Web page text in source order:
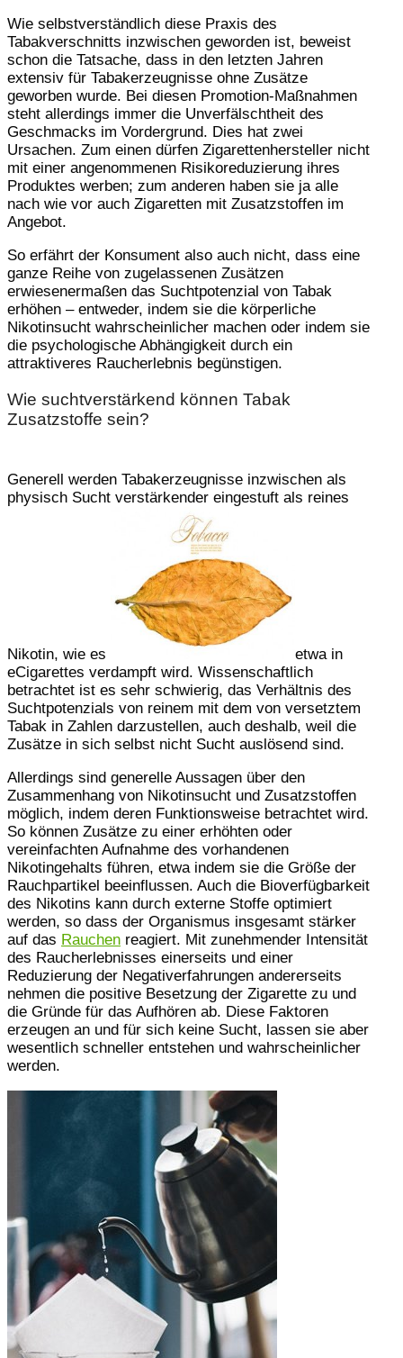
Wie selbstverständlich diese Praxis des
Tabakverschnitts inzwischen geworden ist, beweist
schon die Tatsache, dass in den letzten Jahren
extensiv für Tabakerzeugnisse ohne Zusätze
geworben wurde. Bei diesen Promotion-Maßnahmen
steht allerdings immer die Unverfälschtheit des
Geschmacks im Vordergrund. Dies hat zwei
Ursachen. Zum einen dürfen Zigarettenhersteller nicht
mit einer angenommenen Risikoreduzierung ihres
Produktes werben; zum anderen haben sie ja alle
nach wie vor auch Zigaretten mit Zusatzstoffen im
Angebot.
So erfährt der Konsument also auch nicht, dass eine
ganze Reihe von zugelassenen Zusätzen
erwiesenermaßen das Suchtpotenzial von Tabak
erhöhen – entweder, indem sie die körperliche
Nikotinsucht wahrscheinlicher machen oder indem sie
die psychologische Abhängigkeit durch ein
attraktiveres Raucherlebnis begünstigen.
Wie suchtverstärkend können Tabak
Zusatzstoffe sein?
Generell werden Tabakerzeugnisse inzwischen als
physisch Sucht verstärkender eingestuft als reines
Nikotin, wie es
etwa in
eCigarettes verdampft wird. Wissenschaftlich
betrachtet ist es sehr schwierig, das Verhältnis des
Suchtpotenzials von reinem mit dem von versetztem
Tabak in Zahlen darzustellen, auch deshalb, weil die
Zusätze in sich selbst nicht Sucht auslösend sind.
Allerdings sind generelle Aussagen über den
Zusammenhang von Nikotinsucht und Zusatzstoffen
möglich, indem deren Funktionsweise betrachtet wird.
So können Zusätze zu einer erhöhten oder
vereinfachten Aufnahme des vorhandenen
Nikotingehalts führen, etwa indem sie die Größe der
Rauchpartikel beeinflussen. Auch die Bioverfügbarkeit
des Nikotins kann durch externe Stoffe optimiert
werden, so dass der Organismus insgesamt stärker
auf das Rauchen reagiert. Mit zunehmender Intensität
des Raucherlebnisses einerseits und einer
Reduzierung der Negativerfahrungen andererseits
nehmen die positive Besetzung der Zigarette zu und
die Gründe für das Aufhören ab. Diese Faktoren
erzeugen an und für sich keine Sucht, lassen sie aber
wesentlich schneller entstehen und wahrscheinlicher
werden.